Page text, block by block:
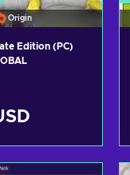
Origin
Edition (PC)
al carrello